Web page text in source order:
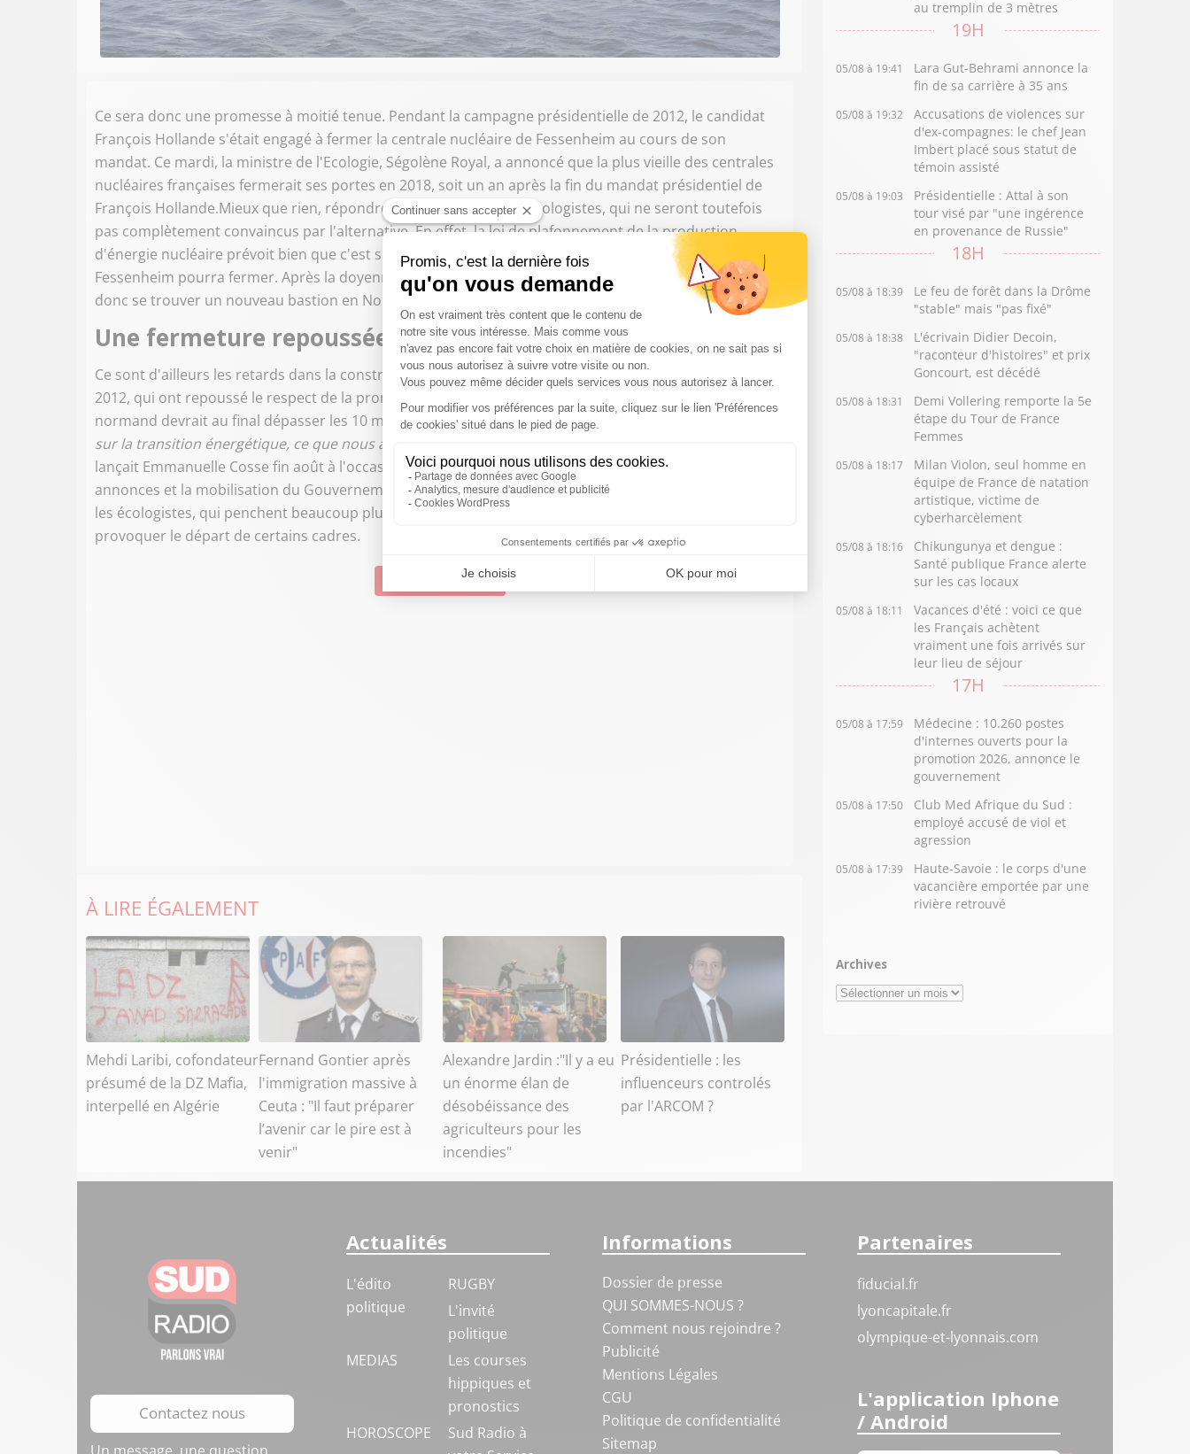
Ce sera donc une promesse à moitié tenue. Pendant la campagne présidentielle de 2012, le candidat
François Hollande s'était engagé à fermer la centrale nucléaire de Fessenheim au cours de son
mandat. Ce mardi, la ministre de l'Ecologie, Ségolène Royal, a annoncé que la plus vieille des centrales
nucléaires françaises fermerait ses portes en 2018, soit un an après la fin du mandat présidentiel de
François Hollande.Mieux que rien, répondront certains militants écologistes, qui ne seront toutefois
pas complètement convaincus par l'alternative. En effet, la loi de plafonnement de la production
d'énergie nucléaire prévoit bien que c'est seulement lorsque l'EPR de Flamanville aura ouvert que
Fessenheim pourra fermer. Après la doyenne des centrales françaises, le combat antinucléaire pourra
donc se trouver un nouveau bastion en Normandie.
Une fermeture repoussée à cause des retards de l’EPR
Ce sont d'ailleurs les retards dans la construction de l'EPR, qui devait initialement être inauguré en
2012, qui ont repoussé le respect de la promesse de François Hollande. Le gigantesque chantier
normand devrait au final dépasser les 10 milliards d'euros, pour une ouverture fin 2018.
sur la transition énergétique, ce que nous attendons désormais, c'est la fermeture de Fessenheim"
lançait Emmanuelle Cosse fin août à l'occasion des universités d'été d'EELV. Reste à savoir si ces
annonces et la mobilisation du Gouvernement pour la Cop21 suffiront à créer un rapprochement avec
les écologistes, qui penchent beaucoup plus à gauche depuis quelques semaines, au point de
provoquer le départ de certains cadres.
Suivre Sud Radio
À LIRE ÉGALEMENT
Mehdi Laribi, cofondateur
présumé de la DZ Mafia,
interpellé en Algérie
Fernand Gontier après
l'immigration massive à
Ceuta : "Il faut préparer
l’avenir car le pire est à
venir"
Alexandre Jardin :"Il y a eu
un énorme élan de
désobéissance des
agriculteurs pour les
incendies"
Présidentielle : les
influenceurs controlés
par l'ARCOM ?
au tremplin de 3 mètres
19H
05/08 à 19:41
Lara Gut-Behrami annonce la
fin de sa carrière à 35 ans
05/08 à 19:32
Accusations de violences sur
d'ex-compagnes: le chef Jean
Imbert placé sous statut de
témoin assisté
05/08 à 19:03
Présidentielle : Attal à son
tour visé par "une ingérence
en provenance de Russie"
18H
05/08 à 18:39
Le feu de forêt dans la Drôme
"stable" mais "pas fixé"
05/08 à 18:38
L'écrivain Didier Decoin,
"raconteur d'histoires" et prix
Goncourt, est décédé
05/08 à 18:31
Demi Vollering remporte la 5e
étape du Tour de France
Femmes
05/08 à 18:17
Milan Violon, seul homme en
équipe de France de natation
artistique, victime de
cyberharcèlement
05/08 à 18:16
Chikungunya et dengue :
Santé publique France alerte
sur les cas locaux
05/08 à 18:11
Vacances d'été : voici ce que
les Français achètent
vraiment une fois arrivés sur
leur lieu de séjour
17H
05/08 à 17:59
Médecine : 10.260 postes
d'internes ouverts pour la
promotion 2026, annonce le
gouvernement
05/08 à 17:50
Club Med Afrique du Sud :
employé accusé de viol et
agression
05/08 à 17:39
Haute-Savoie : le corps d'une
vacancière emportée par une
rivière retrouvé
Archives
Archives
Contactez nous
Actualités
L'édito
politique
RUGBY
L'invité
politique
MEDIAS
Les courses
hippiques et
pronostics
HOROSCOPE
Sud Radio à
Informations
Dossier de presse
QUI SOMMES-NOUS ?
Comment nous rejoindre ?
Publicité
Mentions Légales
CGU
Politique de confidentialité
Sitemap
Partenaires
fiducial.fr
lyoncapitale.fr
olympique-et-lyonnais.com
L'application Iphone
/ Android